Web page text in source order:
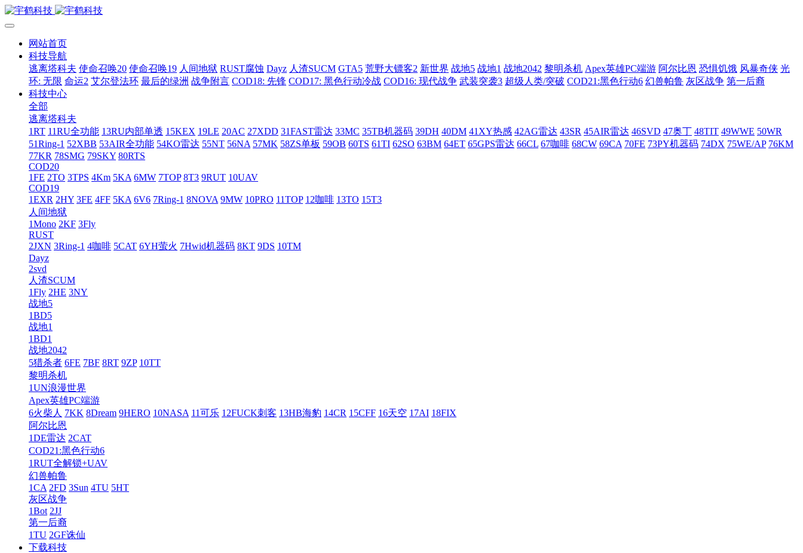
网站首页
科技导航
逃离塔科夫 使命召唤20 使命召唤19 人间地狱 RUST腐蚀 Dayz 人渣SUCM GTA5 荒野大镖客2 新世界 战地5 战地1 战地2042 黎明杀机 Apex英雄PC端游 阿尔比恩 恐惧饥饿 风暴奇侠 光
环: 无限 命运2 艾尔登法环 最后的绿洲 战争附言 COD18: 先锋 COD17: 黑色行动冷战 COD16: 现代战争 武装突袭3 超级人类/突破 COD21:黑色行动6 幻兽帕鲁 灰区战争 第一后裔
科技中心
全部
逃离塔科夫
1RT 11RU全功能 13RU内部单透 15KEX 19LE 20AC 27XDD 31FAST雷达 33MC 35TB机器码 39DH 40DM 41XY热感 42AG雷达 43SR 45AIR雷达 46SVD 47奥丁 48TIT 49WWE 50WR
51Ring-1 52XBB 53AIR全功能 54KO雷达 55NT 56NA 57MK 58ZS单板 59OB 60TS 61TI 62SO 63BM 64ET 65GPS雷达 66CL 67咖啡 68CW 69CA 70FE 73PY机器码 74DX 75WE/AP 76KM
77KR 78SMG 79SKY 80RTS
COD20
1FE 2TO 3TPS 4Km 5KA 6MW 7TOP 8T3 9RUT 10UAV
COD19
1EXR 2HY 3FE 4FF 5KA 6V6 7Ring-1 8NOVA 9MW 10PRO 11TOP 12咖啡 13TO 15T3
人间地狱
1Mono 2KF 3Fly
RUST
2JXN 3Ring-1 4咖啡 5CAT 6YH萤火 7Hwid机器码 8KT 9DS 10TM
Dayz
2svd
人渣SCUM
1Fly 2HE 3NY
战地5
1BD5
战地1
1BD1
战地2042
5猎杀者 6FE 7BF 8RT 9ZP 10TT
黎明杀机
1UN浪漫世界
Apex英雄PC端游
6火柴人 7KK 8Dream 9HERO 10NASA 11可乐 12FUCK刺客 13HB海豹 14CR 15CFF 16天空 17AI 18FIX
阿尔比恩
1DE雷达 2CAT
COD21:黑色行动6
1RUT全解锁+UAV
幻兽帕鲁
1CA 2FD 3Sun 4TU 5HT
灰区战争
1Bot 2JJ
第一后裔
1TU 2GF诛仙
下载科技